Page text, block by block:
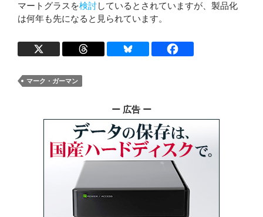
マートグラスを検討しているとされていますが、製品化
は何年も先になると見られています。
マーク・ガーマン
ー 広告 ー